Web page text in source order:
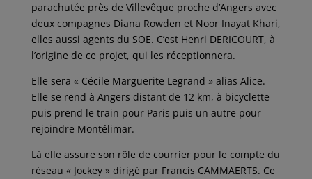
parachutée près de Villevêque proche d’Angers avec
deux compagnes Diana Rowden et Noor Inayat Khari,
elles aussi agents du SOE. C’est Henri DERICOURT, à
l’origine de ce projet, qui les réceptionnera.
Elle sera « Cécile Marguerite Legrand » alias Alice.
Elle se rend à Angers distant de 12 km, à bicyclette
puis prend le train pour Paris puis un autre pour
rejoindre Montélimar.
Là elle assure son rôle de courrier pour le compte du
réseau « Jockey » dirigé par Francis CAMMAERTS. Ce